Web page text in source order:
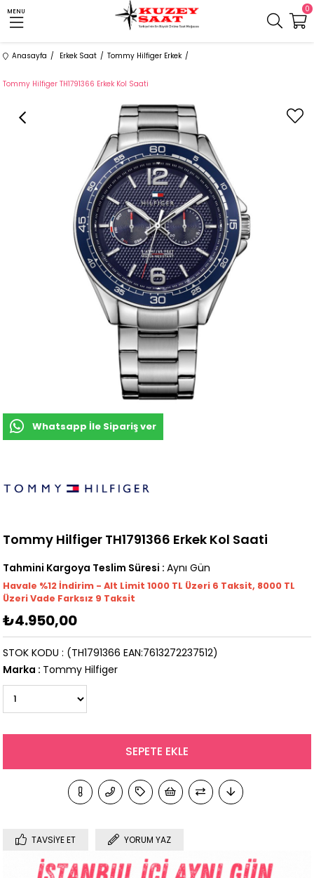
MENU 0
Anasayfa Erkek Saat Tommy Hilfiger Erkek
Tommy Hilfiger TH1791366 Erkek Kol Saati
Whatsapp İle Sipariş ver
Tommy Hilfiger TH1791366 Erkek Kol Saati
Tahmini Kargoya Teslim Süresi : Aynı Gün
Havale %12 İndirim - Alt Limit 1000 TL Üzeri 6 Taksit, 8000 TL
Üzeri Vade Farksız 9 Taksit
₺4.950,00
(TH1791366 EAN:7613272237512)
STOK KODU
Marka : Tommy Hilfiger
TAVSIYE ET YORUM YAZ